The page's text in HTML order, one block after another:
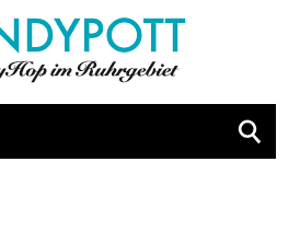
Suche